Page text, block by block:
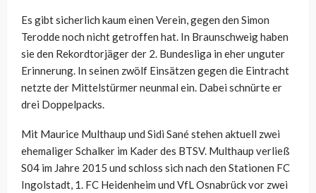
Es gibt sicherlich kaum einen Verein, gegen den Simon
Terodde noch nicht getroffen hat. In Braunschweig haben
sie den Rekordtorjäger der 2. Bundesliga in eher unguter
Erinnerung. In seinen zwölf Einsätzen gegen die Eintracht
netzte der Mittelstürmer neunmal ein. Dabei schnürte er
drei Doppelpacks.
Mit Maurice Multhaup und Sidi Sané stehen aktuell zwei
ehemaliger Schalker im Kader des BTSV. Multhaup verließ
S04 im Jahre 2015 und schloss sich nach den Stationen FC
Ingolstadt, 1. FC Heidenheim und VfL Osnabrück vor zwei